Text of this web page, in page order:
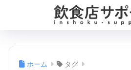
ホーム タグ